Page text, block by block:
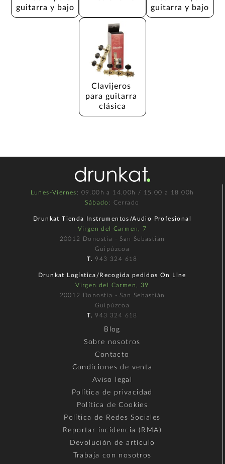
guitarra y bajo
guitarra y bajo
Clavijeros
para guitarra
clásica
Lunes-Viernes : 09.00h a 14.00h / 15.00 a 18.00h
Sábado : Cerrado
Drunkat Tienda Instrumentos/Audio Profesional
Virgen del Carmen, 7
20012 Donostia - San Sebastián
Guipúzcoa
T. 943 324 618
Drunkat Logística/Recogida pedidos On Line
Virgen del Carmen, 39
20012 Donostia - San Sebastián
Guipúzcoa
T. 943 324 618
Blog
Sobre nosotros
Contacto
Condiciones de venta
Aviso legal
Política de privacidad
Política de Cookies
Política de Redes Sociales
Reportar incidencia (RMA)
Devolución de artículo
Trabaja con nosotros